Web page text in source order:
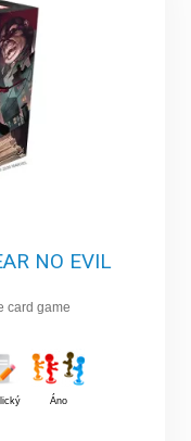
NO EVIL
card game
Áno